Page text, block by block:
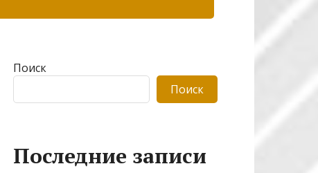
Поиск
Поиск
Последние записи